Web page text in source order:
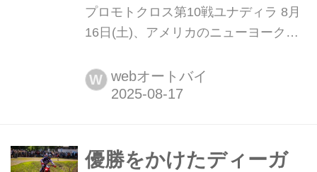
プロモトクロス第10戦ユナディラ 8月
16日(土)、アメリカのニューヨーク州
ロモトクロス選手権第10戦が開催され
ました。 注目ポイント ・今回で決ま
果たす ・下田が見せた圧倒的速さ、そ
W webオートバイ
優勝をかけたディーガ